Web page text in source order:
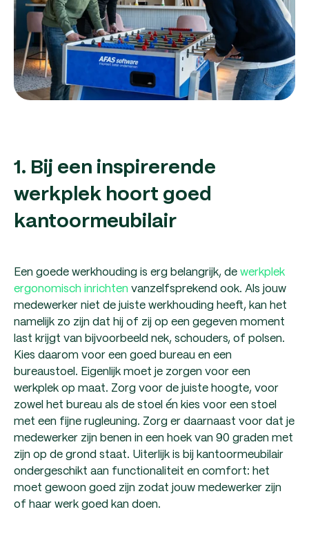
1. Bij een inspirerende
werkplek hoort goed
kantoormeubilair
Een goede werkhouding is erg belangrijk, dewerkplek
ergonomisch inrichten vanzelfsprekend ook. Als jouw
medewerker niet de juiste werkhouding heeft, kan het
namelijk zo zijn dat hij of zij op een gegeven moment
last krijgt van bijvoorbeeld nek, schouders, of polsen.
Kies daarom voor een goed bureau en een
bureaustoel. Eigenlijk moet je zorgen voor een
werkplek op maat. Zorg voor de juiste hoogte, voor
zowel het bureau als de stoel én kies voor een stoel
met een fijne rugleuning. Zorg er daarnaast voor dat je
medewerker zijn benen in een hoek van 90 graden met
zijn op de grond staat. Uiterlijk is bij kantoormeubilair
ondergeschikt aan functionaliteit en comfort: het
moet gewoon goed zijn zodat jouw medewerker zijn
of haar werk goed kan doen.